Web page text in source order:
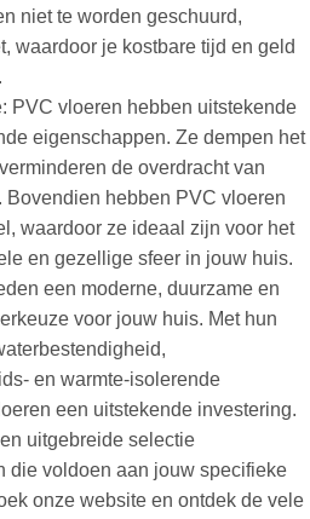
niet te worden geschuurd,
waardoor je kostbare tijd en geld
PVC vloeren hebben uitstekende
eigenschappen. Ze dempen het
de overdracht van
hebben PVC vloeren
waardoor ze ideaal zijn voor het
en gezellige sfeer in jouw huis.
een moderne, duurzame en
voor jouw huis. Met hun
en warmte-isolerende
een uitstekende investering.
uitgebreide selectie
die voldoen aan jouw specifieke
onze website en ontdek de vele